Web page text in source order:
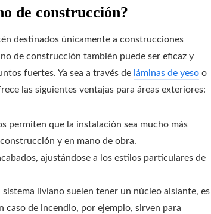
de construcción?
destinados únicamente a construcciones
de construcción también puede ser eficaz y
fuertes. Ya sea a través de láminas de yeso o
las siguientes ventajas para áreas exteriores:
permiten que la instalación sea mucho más
y en mano de obra.
ajustándose a los estilos particulares de
sistema liviano suelen tener un núcleo aislante, es
de incendio, por ejemplo, sirven para